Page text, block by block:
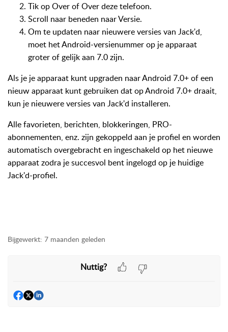
Tik op Over of Over deze telefoon.
Scroll naar beneden naar Versie.
Om te updaten naar nieuwere versies van Jack'd,
moet het Android-versienummer op je apparaat
groter of gelijk aan 7.0 zijn.
Als je je apparaat kunt upgraden naar Android 7.0+ of een
nieuw apparaat kunt gebruiken dat op Android 7.0+ draait,
kun je nieuwere versies van Jack'd installeren.
Alle favorieten, berichten, blokkeringen, PRO-
abonnementen, enz. zijn gekoppeld aan je profiel en worden
automatisch overgebracht en ingeschakeld op het nieuwe
apparaat zodra je succesvol bent ingelogd op je huidige
Jack'd-profiel.
Bijgewerkt: 7 maanden geleden
Nuttig?